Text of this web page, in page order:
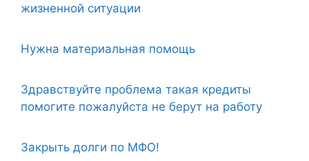
жизненной ситуации
Нужна материальная помощь
Здравствуйте проблема такая кредиты
помогите пожалуйста не берут на работу
Закрыть долги по МФО!